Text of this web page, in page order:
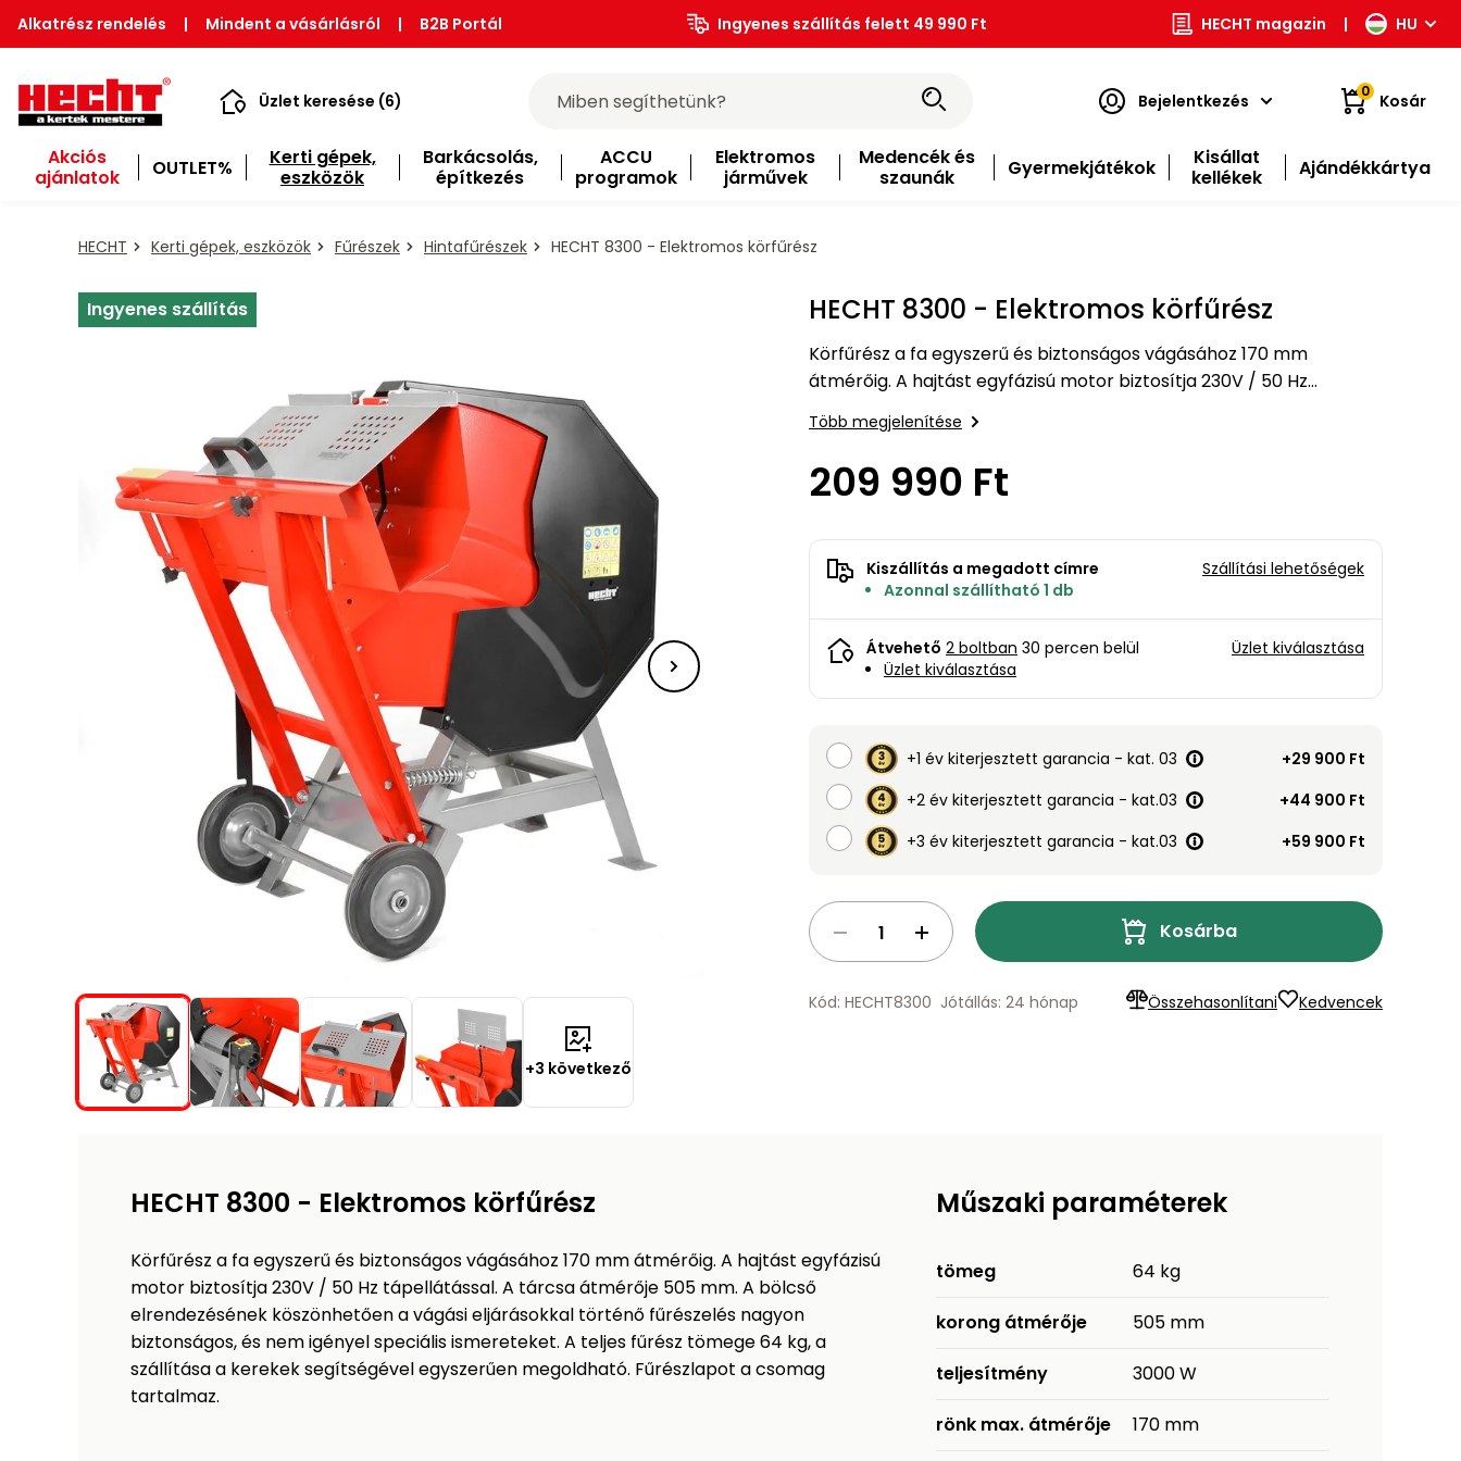
Alkatrész rendelés | Mindent a vásárlásról | B2B Portál Ingyenes szállítás felett 49 990 Ft HECHT magazin | HU
Üzlet keresése (6) Bejelentkezés 0 Kosár
Akciós
ajánlatok
OUTLET%
Kerti gépek,
eszközök
Barkácsolás,
építkezés
ACCU
programok
Elektromos
járművek
Medencék és
szaunák
Gyermekjátékok
Kisállat
kellékek
Ajándékkártya
HECHT Kerti gépek, eszközök Fűrészek Hintafűrészek HECHT 8300 - Elektromos körfűrész
Ingyenes szállítás
+3 következő
HECHT 8300 - Elektromos körfűrész
Körfűrész a fa egyszerű és biztonságos vágásához 170 mm
átmérőig. A hajtást egyfázisú motor biztosítja 230V / 50 Hz
tápellátással. A tárcsa átmérője 505 mm.
Több megjelenítése
209 990 Ft
Kiszállítás a megadott címre
Azonnal szállítható 1 db
Szállítási lehetőségek
Átvehető 2 boltban 30 percen belül
Üzlet kiválasztása
Üzlet kiválasztása
+1 év kiterjesztett garancia - kat. 03
+29 900 Ft
+2 év kiterjesztett garancia - kat.03
+44 900 Ft
+3 év kiterjesztett garancia - kat.03
+59 900 Ft
Kosárba
Összehasonlítani Kedvencek
Kód: HECHT8300 Jótállás: 24 hónap
HECHT 8300 - Elektromos körfűrész
Körfűrész a fa egyszerű és biztonságos vágásához 170 mm átmérőig. A hajtást egyfázisú
motor biztosítja 230V / 50 Hz tápellátással. A tárcsa átmérője 505 mm. A bölcső
elrendezésének köszönhetően a vágási eljárásokkal történő fűrészelés nagyon
biztonságos, és nem igényel speciális ismereteket. A teljes fűrész tömege 64 kg, a
szállítása a kerekek segítségével egyszerűen megoldható. Fűrészlapot a csomag
tartalmaz.
Műszaki paraméterek
tömeg 64 kg
korong átmérője 505 mm
teljesítmény 3000 W
rönk max. átmérője 170 mm